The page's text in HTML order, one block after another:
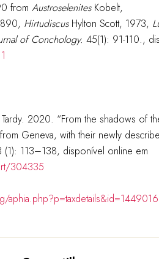
from AustroselenitesKobelt,
HirtudiscusHylton Scott, 1973,
of Conchology. 45(1): 91-110.,
2020. “From the shadows of
Geneva, with their newly
113–138, disponível online em
304335
aphia.php?p=taxdetails&id=1449016